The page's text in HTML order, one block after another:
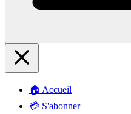
🏠 Accueil
💳 S'abonner